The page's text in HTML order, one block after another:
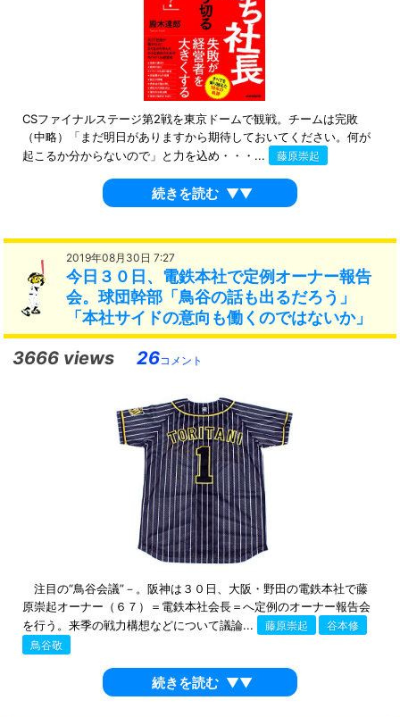
CSファイナルステージ第2戦を東京ドームで観戦。チームは完敗
（中略）「まだ明日がありますから期待しておいてください。何が
起こるか分からないので」と力を込め・・・...
藤原崇起
続きを読む ▼▼
2019年08月30日 7:27
今日３０日、電鉄本社で定例オーナー報告
会。球団幹部「鳥谷の話も出るだろう」
「本社サイドの意向も働くのではないか」
3666 views 26コメント
注目の“鳥谷会議”－。阪神は３０日、大阪・野田の電鉄本社で藤
原崇起オーナー（６７）＝電鉄本社会長＝へ定例のオーナー報告会
を行う。来季の戦力構想などについて議論...
藤原崇起
谷本修
鳥谷敬
続きを読む ▼▼